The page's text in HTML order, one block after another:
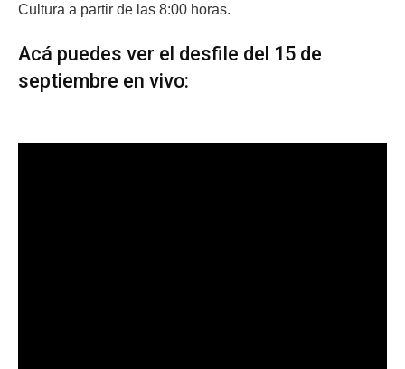
Cultura a partir de las 8:00 horas.
Acá puedes ver el desfile del 15 de
septiembre en vivo: